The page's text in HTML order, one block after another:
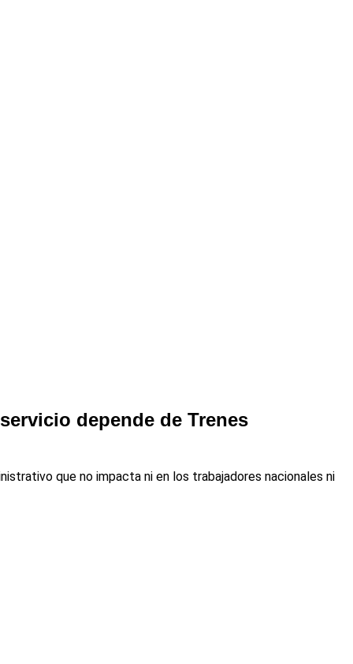
depende de Trenes
que no impacta ni en los trabajadores nacionales ni